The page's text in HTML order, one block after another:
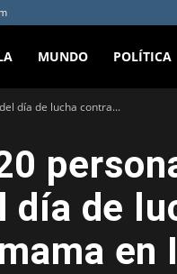
MUNDO POLÍTICA
día de lucha contra...
día de
mama en